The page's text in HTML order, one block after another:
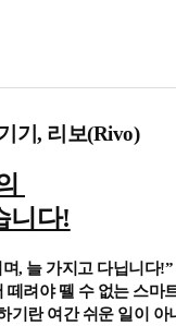
기, 리보(Rivo)
니다!
, 늘 가지고 다닙니다!”
려야 뗄 수 없는 스마
기란 여간 쉬운 일이 아